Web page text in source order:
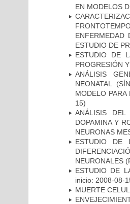
EN MODELOS
ENFERMEDAD
ESTUDIO DE
ESTUDIO DE
PROGRESIÓN
ANÁLISIS
NEONATAL
MODELO
15)
ANÁLISIS
DOPAMINA Y
NEURONAS
ESTUDIO DE
NEURONALES
ESTUDIO DE
inicio: 2008-08-
MUERTE